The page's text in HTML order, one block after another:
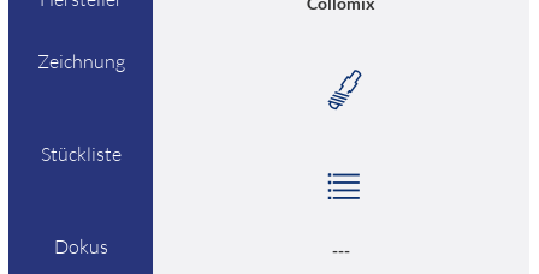
Zeichnung
Stückliste
Dokus ---